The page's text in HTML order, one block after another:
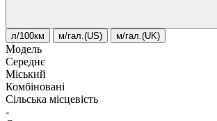
л/100км м/гал.(US) м/гал.(UK)
Модель
Середнє
Міський
Комбіновані
Сільська місцевість
-